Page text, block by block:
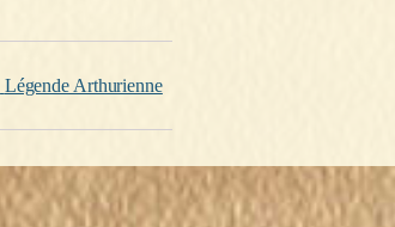
Légende Arthurienne